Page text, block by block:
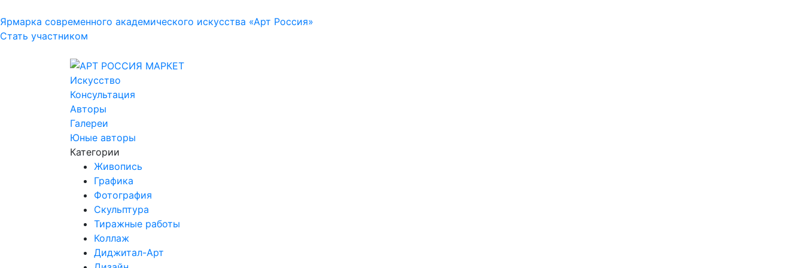
Ярмарка современного академического искусства «Арт Россия»
Стать участником
Искусство
Консультация
Авторы
Галереи
Юные авторы
Категории
Живопись
Графика
Фотография
Скульптура
Тиражные работы
Коллаж
Диджитал-Арт